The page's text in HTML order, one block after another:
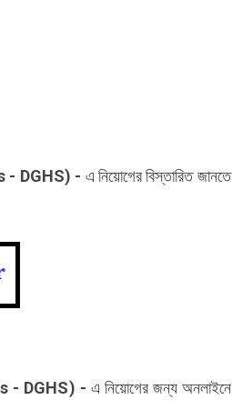
- DGHS) - এ নিয়োগের বিস্তারিত জানতে
- DGHS) - এ নিয়োগের জন্য অনলাইনে